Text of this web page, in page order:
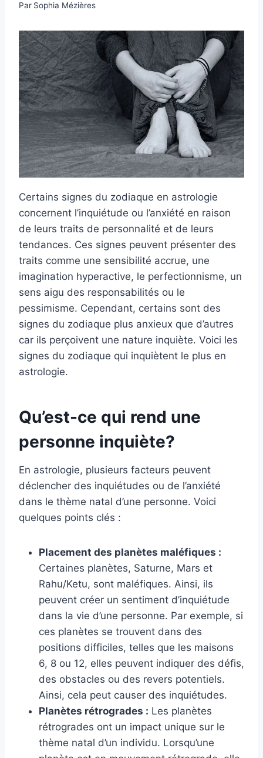
Par Sophia Mézières
Certains signes du zodiaque en astrologie
concernent l’inquiétude ou l’anxiété en raison
de leurs traits de personnalité et de leurs
tendances. Ces signes peuvent présenter des
traits comme une sensibilité accrue, une
imagination hyperactive, le perfectionnisme, un
sens aigu des responsabilités ou le
pessimisme. Cependant, certains sont des
signes du zodiaque plus anxieux que d’autres
car ils perçoivent une nature inquiète. Voici les
signes du zodiaque qui inquiètent le plus en
astrologie.
Qu’est-ce qui rend une
personne inquiète?
En astrologie, plusieurs facteurs peuvent
déclencher des inquiétudes ou de l’anxiété
dans le thème natal d’une personne. Voici
quelques points clés :
Placement des planètes maléfiques :
Certaines planètes, Saturne, Mars et
Rahu/Ketu, sont maléfiques. Ainsi, ils
peuvent créer un sentiment d’inquiétude
dans la vie d’une personne. Par exemple, si
ces planètes se trouvent dans des
positions difficiles, telles que les maisons
6, 8 ou 12, elles peuvent indiquer des défis,
des obstacles ou des revers potentiels.
Ainsi, cela peut causer des inquiétudes.
Planètes rétrogrades : Les planètes
rétrogrades ont un impact unique sur le
thème natal d’un individu. Lorsqu’une